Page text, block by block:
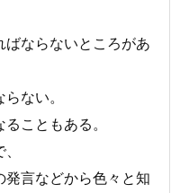
ならないところがあ
ない。
こともある。
発言などから色々と知